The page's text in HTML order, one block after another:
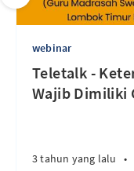
webinar
Teletalk -
Wajib Dimiliki
3 tahun yang lalu •